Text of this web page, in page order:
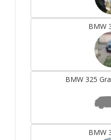
BMW
BMW 325
BMW